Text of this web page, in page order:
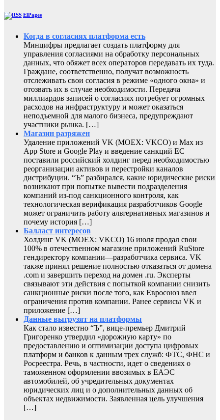
ElPages
Когда в согласиях платформа есть
Минцифры предлагает создать платформу для
управления согласиями на обработку персональных
данных, что обяжет всех операторов передавать их туда.
Граждане, соответственно, получат возможность
отслеживать свои согласия в режиме «одного окна» и
отозвать их в случае необходимости. Передача
миллиардов записей о согласиях потребует огромных
расходов на инфраструктуру и может оказаться
неподъемной для малого бизнеса, предупреждают
участники рынка. […]
Магазин разряжен
Удаление приложений VK (MOEX: VKCO) и Max из
App Store и Google Play и введение санкций ЕС
поставили российский холдинг перед необходимостью
реорганизации активов и перестройки каналов
дистрибуции. “Ъ” разбирался, какие юридические риски
возникают при попытке вывести подразделения
компаний из-под санкционного контроля, как
технологическая верификация разработчиков Google
может ограничить работу альтернативных магазинов и
почему история […]
Балласт интересов
Холдинг VK (MOEX: VKCO) 16 июля продал свои
100% в отечественном магазине приложений RuStore
гендиректору компании—разработчика сервиса. VK
также принял решение полностью отказаться от домена
.com и завершить переход на домен .ru. Эксперты
связывают эти действия с попыткой компании снизить
санкционные риски после того, как Евросоюз ввел
ограничения против компании. Ранее сервисы VK и
приложение […]
Данные выгрузят на платформы
Как стало известно “Ъ”, вице-премьер Дмитрий
Григоренко утвердил «дорожную карту» по
предоставлению и оптимизации доступа цифровых
платформ и банков к данным трех служб: ФТС, ФНС и
Росреестра. Речь, в частности, идет о сведениях о
таможенном оформлении ввозимых в ЕАЭС
автомобилей, об учредительных документах
юридических лиц и о дополнительных данных об
объектах недвижимости. Заявленная цель улучшения
[…]